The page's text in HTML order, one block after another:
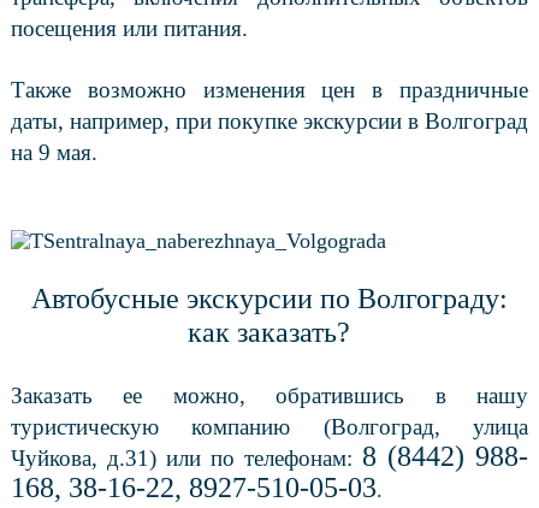
посещения или питания.
Также возможно изменения цен в праздничные
даты, например, при покупке экскурсии в Волгоград
на 9 мая.
Автобусные экскурсии по Волгограду:
как заказать?
Заказать ее можно, обратившись в нашу
туристическую компанию (Волгоград, улица
Чуйкова, д.31) или по телефонам: 8 (8442) 988-
168, 38-16-22, 8927-510-05-03.